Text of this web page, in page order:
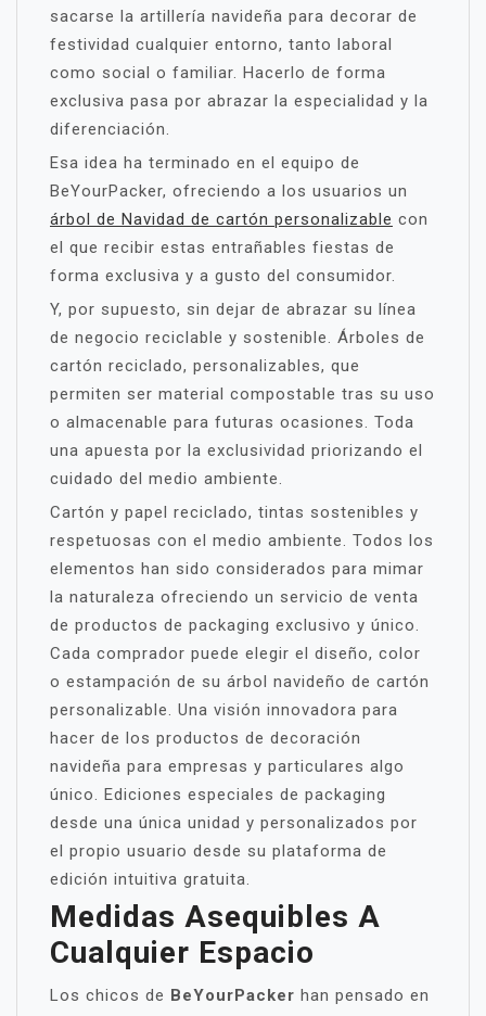
sacarse la artillería navideña para decorar de
festividad cualquier entorno, tanto laboral
como social o familiar. Hacerlo de forma
exclusiva pasa por abrazar la especialidad y la
diferenciación.
Esa idea ha terminado en el equipo de
BeYourPacker, ofreciendo a los usuarios un
árbol de Navidad de cartón personalizable con
el que recibir estas entrañables fiestas de
forma exclusiva y a gusto del consumidor.
Y, por supuesto, sin dejar de abrazar su línea
de negocio reciclable y sostenible. Árboles de
cartón reciclado, personalizables, que
permiten ser material compostable tras su uso
o almacenable para futuras ocasiones. Toda
una apuesta por la exclusividad priorizando el
cuidado del medio ambiente.
Cartón y papel reciclado, tintas sostenibles y
respetuosas con el medio ambiente. Todos los
elementos han sido considerados para mimar
la naturaleza ofreciendo un servicio de venta
de productos de packaging exclusivo y único.
Cada comprador puede elegir el diseño, color
o estampación de su árbol navideño de cartón
personalizable. Una visión innovadora para
hacer de los productos de decoración
navideña para empresas y particulares algo
único. Ediciones especiales de packaging
desde una única unidad y personalizados por
el propio usuario desde su plataforma de
edición intuitiva gratuita.
Medidas Asequibles A
Cualquier Espacio
Los chicos de BeYourPacker han pensado en